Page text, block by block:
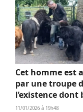
Cet homme est
par une troupe
l’existence
(vidéo)
11/01/2026 à 19h48